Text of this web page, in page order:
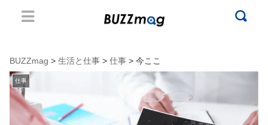
BUZZmag > 生活と仕事 > 仕事 > 今ここ
仕事